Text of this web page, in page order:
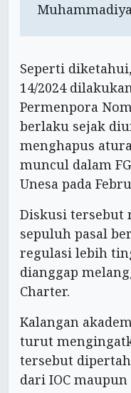
Seperti
14/2024
Permenpora
berlaku sejak
menghapus
muncul dalam
Unesa pada
Diskusi tersebut
sepuluh pasal
regulasi lebih
dianggap
Charter.
Kalangan
turut
tersebut
dari IOC